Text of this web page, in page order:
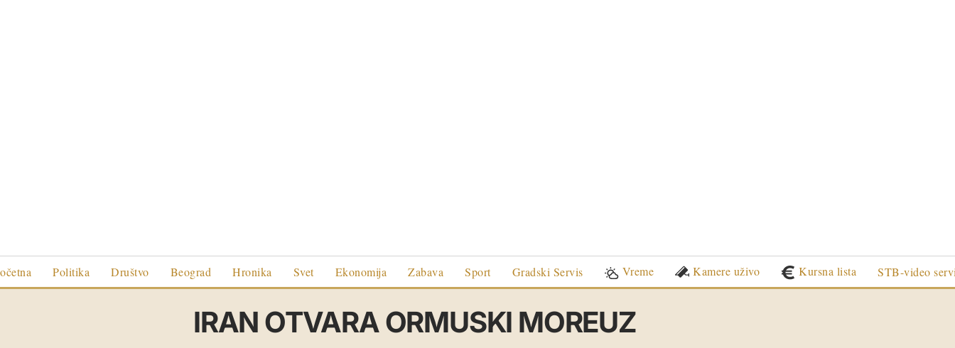
Politika Društvo Beograd Hronika Svet Ekonomija Zabava Sport Gradski Servis Vreme Kamere uživo Kursna lista STB-video
IRAN OTVARA ORMUSKI MOREUZ